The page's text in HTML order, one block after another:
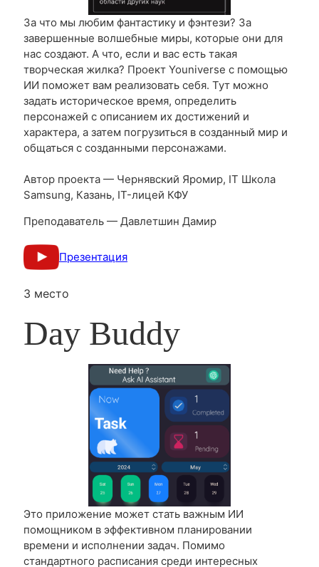
За что мы любим фантастику и фэнтези? За
завершенные волшебные миры, которые они для
нас создают. А что, если и вас есть такая
творческая жилка? Проект Youniverse с помощью
ИИ поможет вам реализовать себя. Тут можно
задать историческое время, определить
персонажей с описанием их достижений и
характера, а затем погрузиться в созданный мир и
общаться с созданными персонажами.
Автор проекта — Чернявский Яромир, IT Школа
Samsung, Казань, IT-лицей КФУ
Преподаватель — Давлетшин Дамир
Презентация
3 место
Day Buddy
Это приложение может стать важным ИИ
помощником в эффективном планировании
времени и исполнении задач. Помимо
стандартного расписания среди интересных